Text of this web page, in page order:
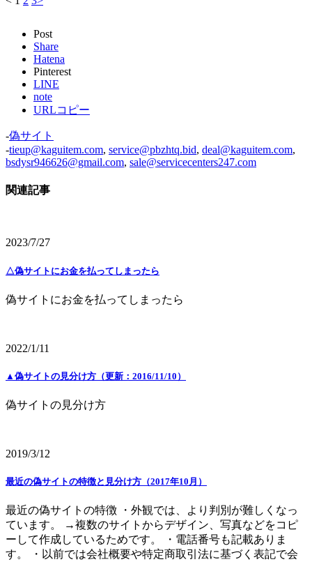
Post
Share
Hatena
Pinterest
LINE
note
URLコピー
-偽サイト
-tieup@kaguitem.com, service@pbzhtq.bid, deal@kaguitem.com,
bsdysr946626@gmail.com, sale@servicecenters247.com
関連記事
2023/7/27
△偽サイトにお金を払ってしまったら
偽サイトにお金を払ってしまったら
2022/1/11
▲偽サイトの見分け方（更新：2016/11/10）
偽サイトの見分け方
2019/3/12
最近の偽サイトの特徴と見分け方（2017年10月）
最近の偽サイトの特徴 ・外観では、より判別が難しくなっ
ています。 →複数のサイトからデザイン、写真などをコピ
ーして作成しているためです。 ・電話番号も記載ありま
す。 ・以前では会社概要や特定商取引法に基づく表記で会